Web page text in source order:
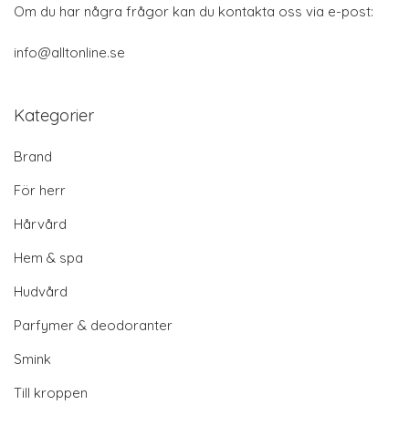
Om du har några frågor kan du kontakta oss via e-post:
info@alltonline.se
Kategorier
Brand
För herr
Hårvård
Hem & spa
Hudvård
Parfymer & deodoranter
Smink
Till kroppen